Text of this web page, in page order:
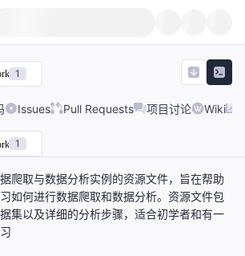
1
Issues Pull Requests 项目讨论 Wiki
1
爬取与数据分析实例的资源文件，旨在帮助
如何进行数据爬取和数据分析。资源文件包
集以及详细的分析步骤，适合初学者和有一